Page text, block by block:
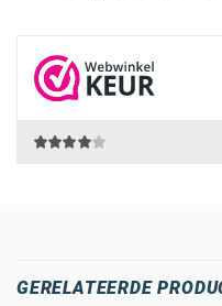
GERELATEERDE